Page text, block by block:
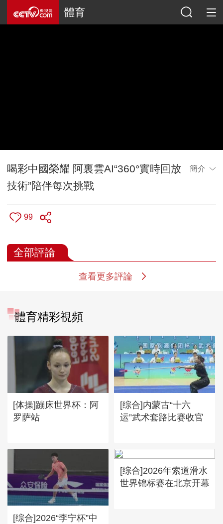
體育
喝彩中國榮耀 阿裏雲AI“360°實時回放
技術”陪伴每次挑戰
簡介
99
全部評論
查看更多評論
體育精彩視頻
[体操]蹦床世界杯：阿
罗萨站
[综合]内蒙古“十六
运”武术套路比赛收官
[综合]2026“李宁杯”中
[综合]2026年索道滑水
世界锦标赛在北京开幕